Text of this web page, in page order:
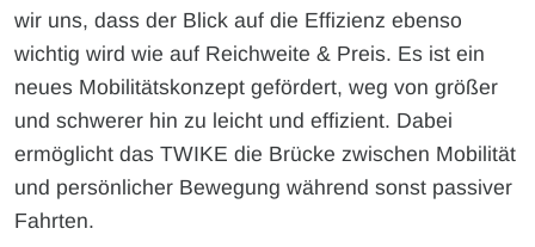
wir uns, dass der Blick auf die Effizienz ebenso
wichtig wird wie auf Reichweite & Preis. Es ist ein
neues Mobilitätskonzept gefördert, weg von größer
und schwerer hin zu leicht und effizient. Dabei
ermöglicht das TWIKE die Brücke zwischen Mobilität
und persönlicher Bewegung während sonst passiver
Fahrten.